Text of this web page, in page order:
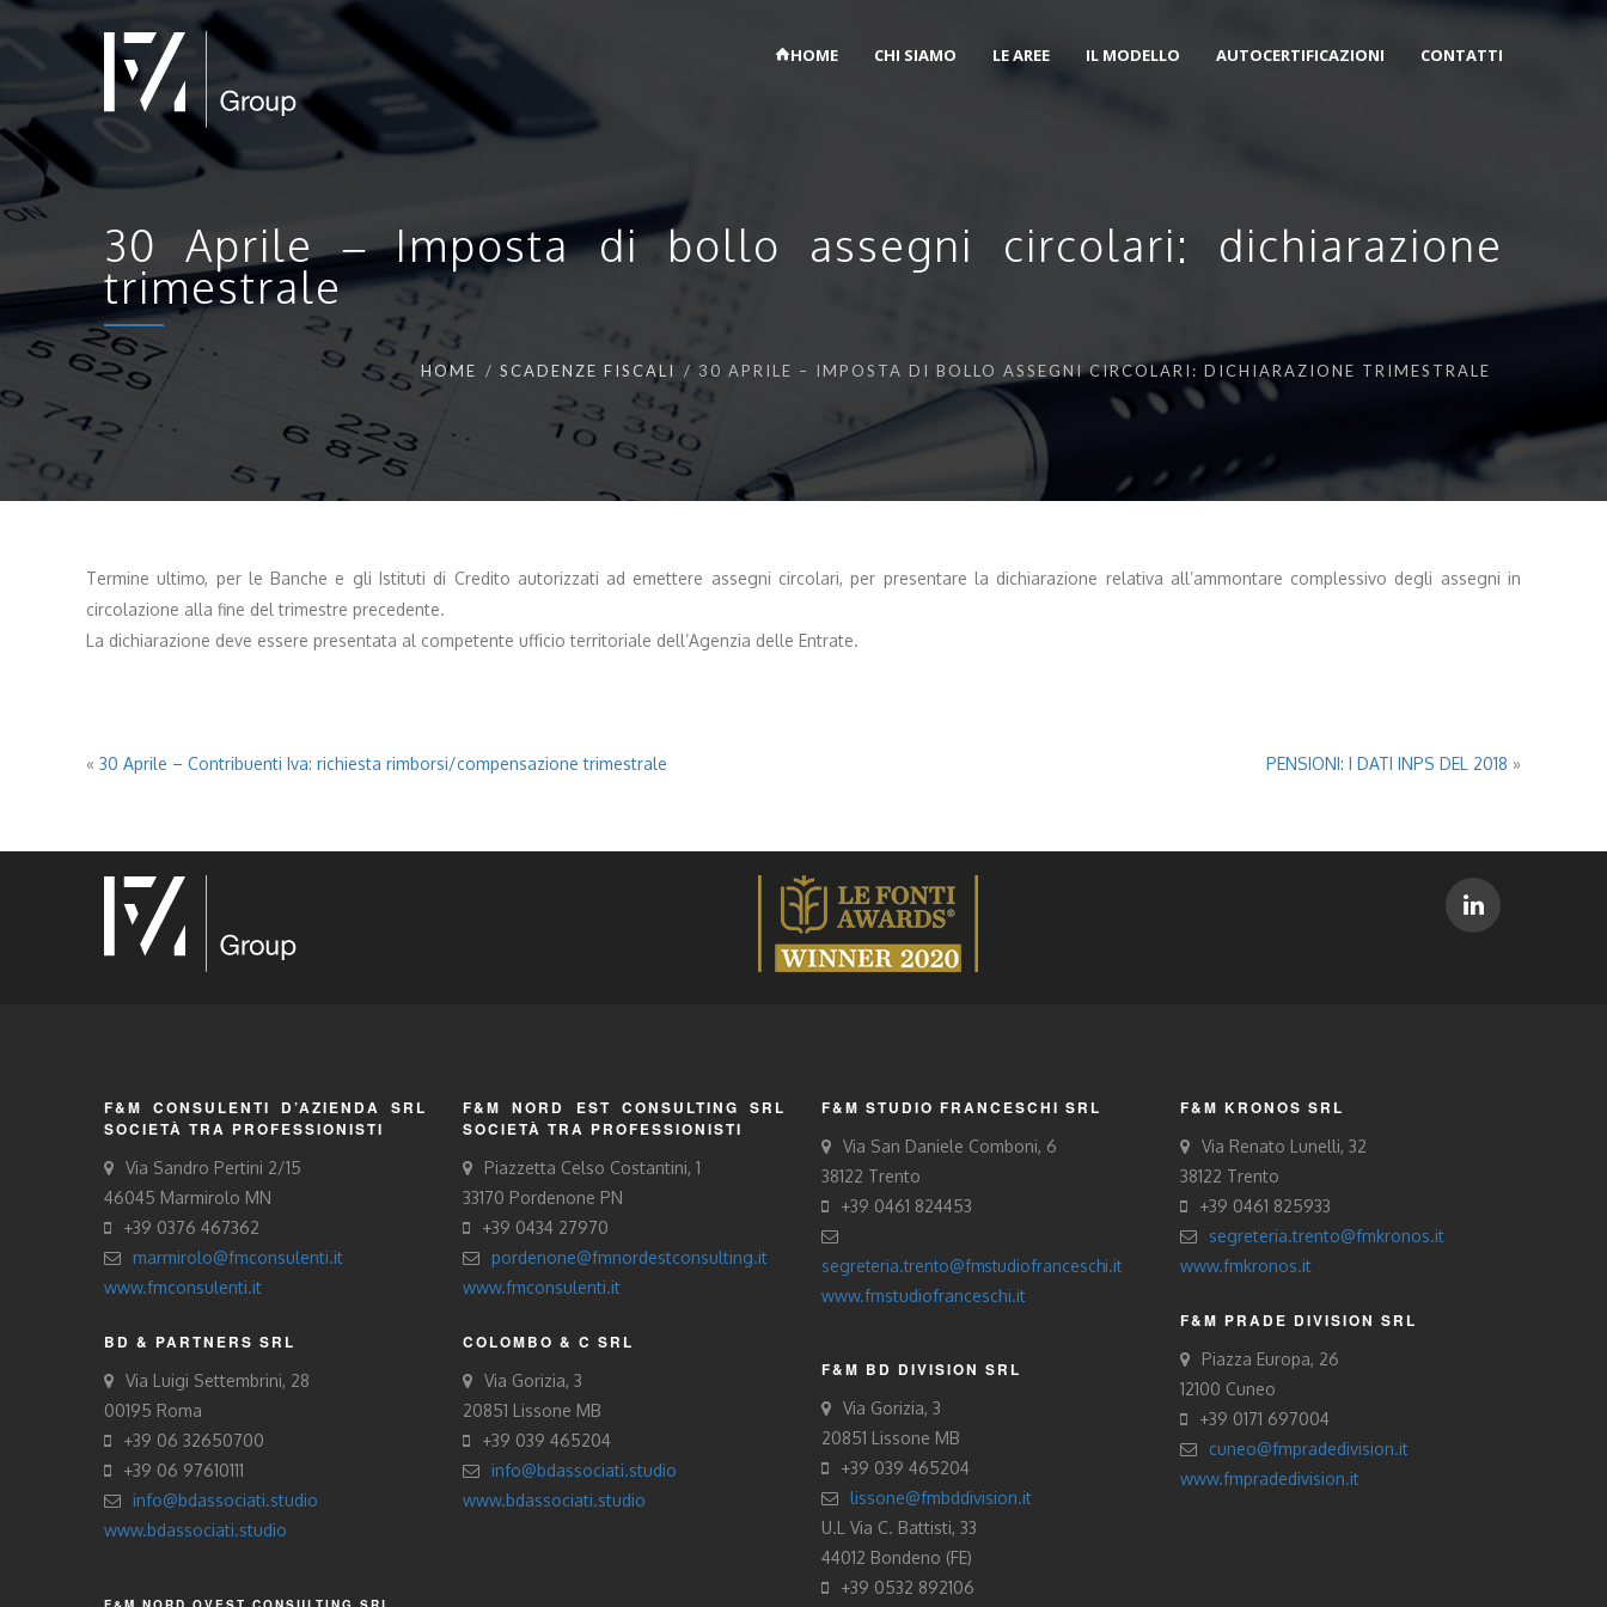
HOME CHI SIAMO LE AREE IL MODELLO AUTOCERTIFICAZIONI CONTATTI
30 Aprile – Imposta di bollo assegni circolari: dichiarazione
trimestrale
HOME SCADENZE FISCALI 30 APRILE – IMPOSTA DI BOLLO ASSEGNI CIRCOLARI: DICHIARAZIONE TRIMESTRALE
Termine ultimo, per le Banche e gli Istituti di Credito autorizzati ad emettere assegni circolari, per presentare la dichiarazione relativa all’ammontare complessivo degli assegni in
circolazione alla fine del trimestre precedente.
La dichiarazione deve essere presentata al competente ufficio territoriale dell’Agenzia delle Entrate.
« 30 Aprile – Contribuenti Iva: richiesta rimborsi/compensazione trimestrale PENSIONI: I DATI INPS DEL 2018 »
F&M CONSULENTI D’AZIENDA SRL
SOCIETÀ TRA PROFESSIONISTI
Via Sandro Pertini 2/15
46045 Marmirolo MN
+39 0376 467362
marmirolo@fmconsulenti.it
www.fmconsulenti.it
BD & PARTNERS SRL
Via Luigi Settembrini, 28
00195 Roma
+39 06 32650700
+39 06 97610111
info@bdassociati.studio
www.bdassociati.studio
F&M NORD EST CONSULTING SRL
SOCIETÀ TRA PROFESSIONISTI
Piazzetta Celso Costantini, 1
33170 Pordenone PN
+39 0434 27970
pordenone@fmnordestconsulting.it
www.fmconsulenti.it
COLOMBO & C SRL
Via Gorizia, 3
20851 Lissone MB
+39 039 465204
info@bdassociati.studio
www.bdassociati.studio
F&M STUDIO FRANCESCHI SRL
Via San Daniele Comboni, 6
38122 Trento
+39 0461 824453
segreteria.trento@fmstudiofranceschi.it
www.fmstudiofranceschi.it
F&M BD DIVISION SRL
Via Gorizia, 3
20851 Lissone MB
+39 039 465204
lissone@fmbddivision.it
U.L Via C. Battisti, 33
44012 Bondeno (FE)
+39 0532 892106
F&M KRONOS SRL
Via Renato Lunelli, 32
38122 Trento
+39 0461 825933
segreteria.trento@fmkronos.it
www.fmkronos.it
F&M PRADE DIVISION SRL
Piazza Europa, 26
12100 Cuneo
+39 0171 697004
cuneo@fmpradedivision.it
www.fmpradedivision.it